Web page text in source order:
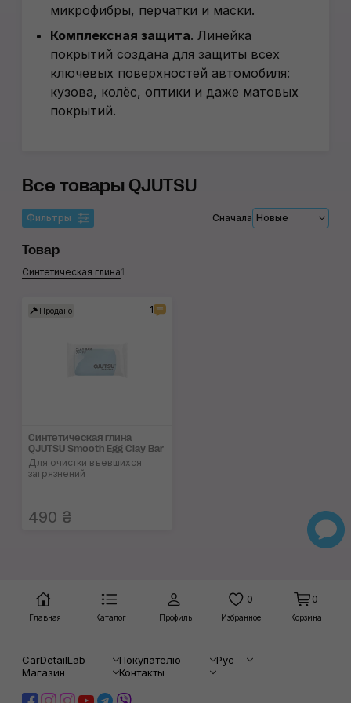
микрофибры, перчатки и маски.
Комплексная защита. Линейка
покрытий создана для защиты всех
ключевых поверхностей автомобиля:
кузова, колёс, оптики и даже матовых
покрытий.
Все товары QJUTSU
Фильтры Сначала Новые
Товар
Синтетическая глина1
Продано 1
Синтетическая глина
QJUTSU Smooth Egg Clay Bar
Для очистки въевшихся
загрязнений
490 ₴
Главная Каталог Профиль
0
Избранное
0
Корзина
CarDetailLab Покупателю
Рус
Магазин
Контакты